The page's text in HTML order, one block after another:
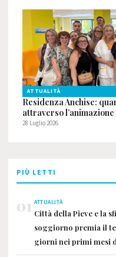
ATTUALITÀ
Residenza Anchise:
attraverso l’animazione
28 Luglio 2026
PIÙ LETTI
01 ATTUALITÀ
Città della Pieve e la
soggiorno premia il
giorni nei primi mesi